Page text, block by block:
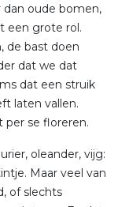
dan oude bomen,
een grote rol.
de bast doen
dat we dat
dat een struik
laten vallen.
per se floreren.
oleander, vijg:
Maar veel van
of slechts